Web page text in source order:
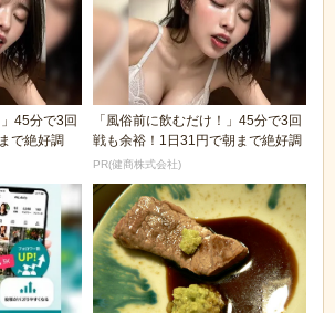
45分で3回
で絶好調
「風俗前に飲むだけ！」45分で3回
戦も余裕！1日31円で朝まで絶好調
PR(健商株式会社)